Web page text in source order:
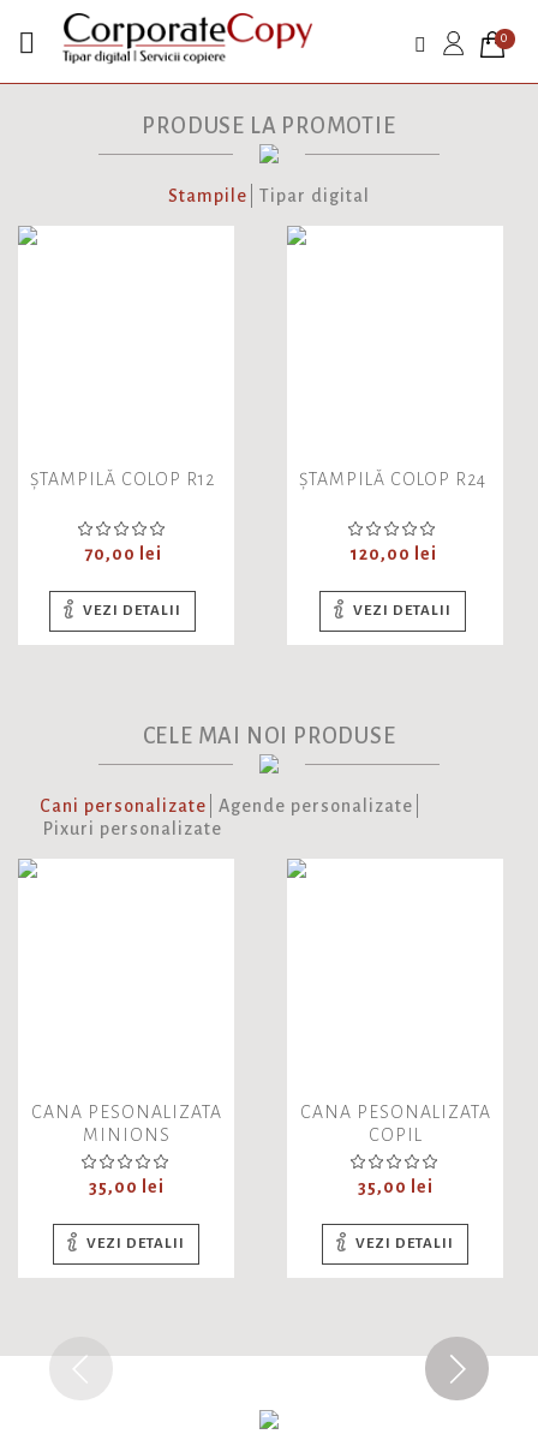
 0
PRODUSE LA PROMOTIE
Stampile Tipar digital
ȘTAMPILĂ COLOP R12
Pret
70,00 lei
VEZI DETALII
ȘTAMPILĂ COLOP R24
Pret
120,00 lei
VEZI DETALII
CELE MAI NOI PRODUSE
Cani personalizate
Agende personalizate
Pixuri personalizate
CANA PESONALIZATA
MINIONS
Pret
35,00 lei
VEZI DETALII
CANA PESONALIZATA
COPIL
Pret
35,00 lei
VEZI DETALII